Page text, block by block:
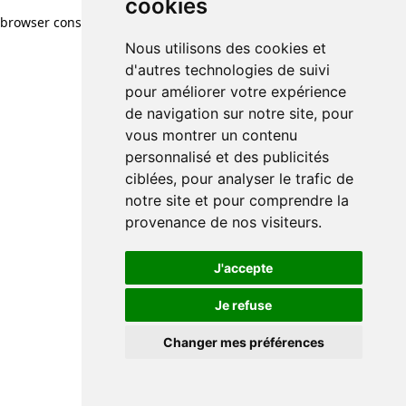
cookies
Nous utilisons des cookies et
d'autres technologies de suivi
pour améliorer votre expérience
de navigation sur notre site, pour
vous montrer un contenu
personnalisé et des publicités
ciblées, pour analyser le trafic de
notre site et pour comprendre la
provenance de nos visiteurs.
J'accepte
Je refuse
Changer mes préférences
browser console for more information)